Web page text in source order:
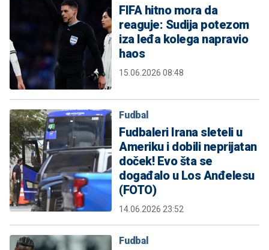
FIFA hitno mora da
reaguje: Sudija potezom
iza leđa kolega napravio
haos
15.06.2026 08:48
Fudbal
Fudbaleri Irana sleteli u
Ameriku i dobili neprijatan
doček! Evo šta se
događalo u Los Anđelesu
(FOTO)
14.06.2026 23:52
Fudbal